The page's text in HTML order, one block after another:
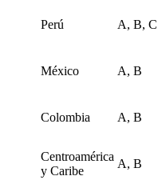
Perú A, B, C
México A, B
Colombia A, B
Centroamérica
y Caribe
A, B